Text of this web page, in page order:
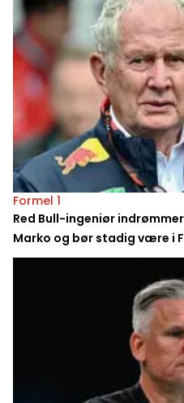
Formel 1
Red Bull-ingeniør
Marko og bør stadig være i